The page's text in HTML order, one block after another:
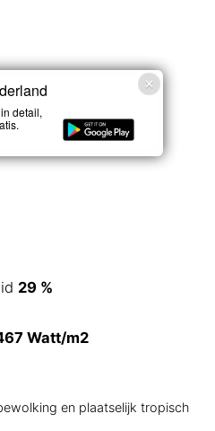
29 %
Watt/m2
en plaatselijk tropisch
detail,